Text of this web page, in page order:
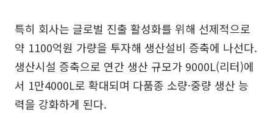
특히 회사는 글로벌 진출 활성화를 위해 선제적으로
약 1100억원 가량을 투자해 생산설비 증축에 나선다.
생산시설 증축으로 연간 생산 규모가 9000L(리터)에
서 1만4000L로 확대되며 다품종 소량·중량 생산 능
력을 강화하게 된다.